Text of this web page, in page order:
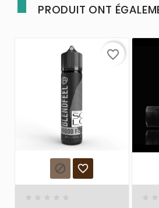
PRODUIT ONT
 
favorite_border